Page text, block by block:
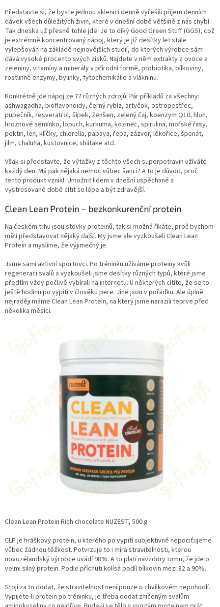
Představte si, že byste jednou sklenicí denně vyřešili příjem denních
dávek všech důležitých živin, které v dnešní době většině z nás chybí.
Tak dneska už přesně tohle jde. Je to díký Good Green Stuff (GGS), což
je extrémně koncentrovaný nápoj, který je již desítky let stále
vylepšován na základě nejnovějších studií, do kterých výrobce sám
dává vysoké procento svých zisků. Najdete v něm extrakty z ovoce a
zeleniny, vitamíny a minerály v přírodní formě, probiotika, bílkoviny,
rostlinné enzymy, bylinky, fytochemikálie a vlákninu.
Konkrétně jde nápoj ze 77 různých zdrojů. Pár příkladů za všechny:
ashwagadha, bioflavonoidy, černý rybíz, artyčok, ostropestřec,
pupečník, resveratrol, šípek, ženšen, zelený čaj, koenzym Q10, hloh,
hroznové semínko, lopuch, kurkuma, kozinec, spirulina, mořské řasy,
pektin, len, klíčky, chlorella, papaya, řepa, zázvor, lékořice, špenát,
jilm, chaluha, kustovnice, shiitake atd.
Však si představte, že výtažky z těchto všech superpotravin užíváte
každý den. Má pak nějaká nemoc vůbec šanci? A to je důvod, proč
tento produkt vznikl. Umožnit lidem v dnešní uspěchané a
vystresované době cítit se lépe a být zdravější.
Clean Lean Protein – bezkonkurenční protein
Na českém trhu jsou stovky proteinů, tak si možná říkáte, proč bychom
měli představovat nějaký další. My jsme ale vyzkoušeli Clean Lean
Protein a myslíme, že výjimečný je.
Jsme sami aktivní sportovci. Po tréninku užíváme proteiny kvůli
regeneraci svalů a vyzkoušeli jsme desítky různých typů, které jsme
předtím vždy pečlivě vybírali na internetu. U některých cítíte, že se to
ještě hodinu po vypití v člověku pere. Jiné jsou v pořádku. Ale úplně
nejraději máme Clean Lean Protein, na který jsme narazili teprve před
několika měsíci.
Clean Lean Protein Rich chocolate NUZEST, 500 g
CLP je hráškový protein, u kterého po vypití subjektivně nepociťujeme
vůbec žádnou těžkost. Potvrzuje to i míra stravitelnosti, kterou
novozélandský výrobce uvádí 98%. A to platí navzdory tomu, že jde o
velmi silný protein. Podle příchuti kolísá podíl bílkovin mezi 82 a 90%.
Stojí za to dodat, že stravitelnost není pouze o chvilkovém nepohodlí.
Vypijete-li protein po tréninku, je třeba dodat zničeným svalům